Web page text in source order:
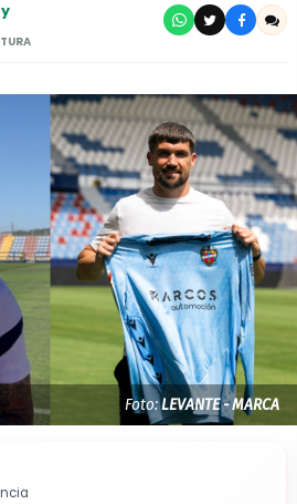
Foto:LEVANTE - MARCA